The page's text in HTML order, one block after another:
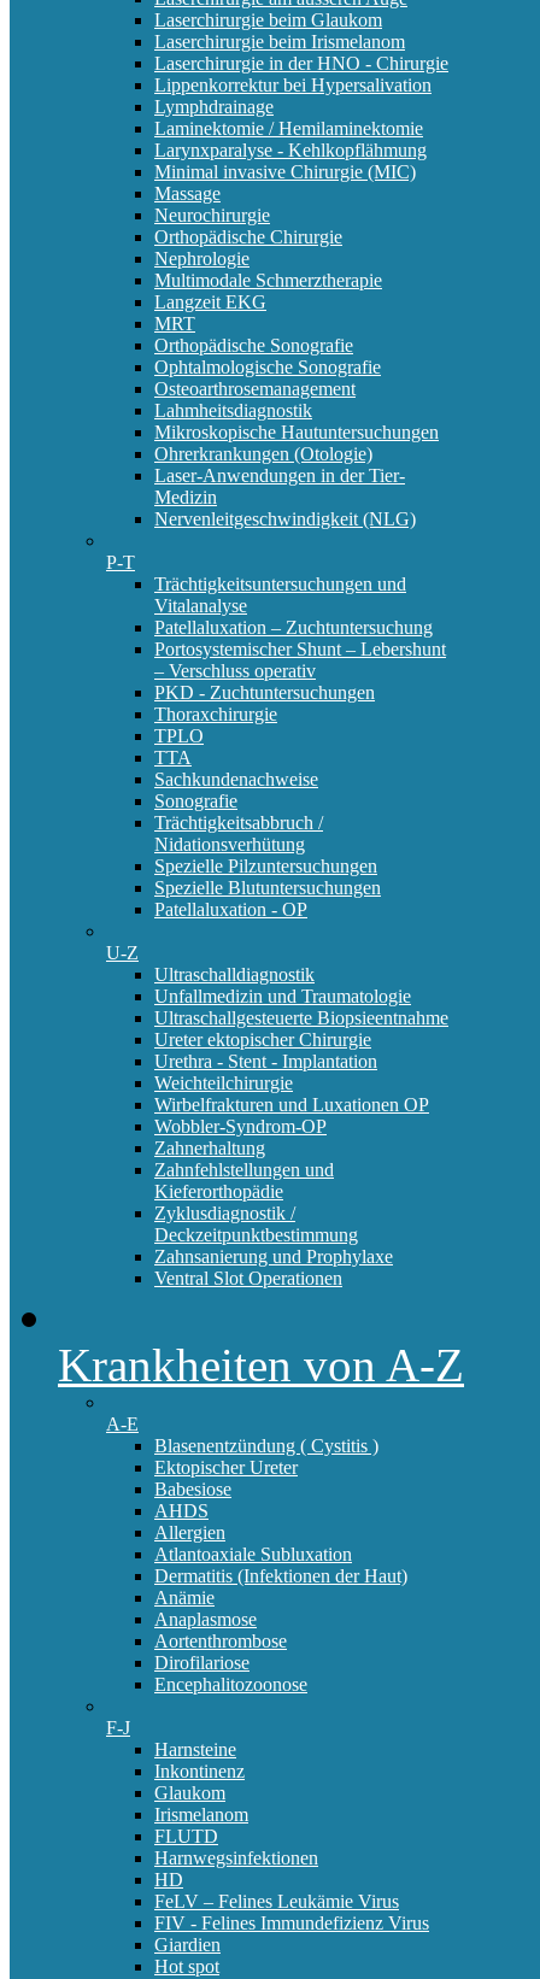
Laserchirurgie beim Glaukom
Laserchirurgie beim Irismelanom
Laserchirurgie in der HNO - Chirurgie
Lippenkorrektur bei Hypersalivation
Lymphdrainage
Laminektomie / Hemilaminektomie
Larynxparalyse - Kehlkopflähmung
Minimal invasive Chirurgie (MIC)
Massage
Neurochirurgie
Orthopädische Chirurgie
Nephrologie
Multimodale Schmerztherapie
Langzeit EKG
MRT
Orthopädische Sonografie
Ophtalmologische Sonografie
Osteoarthrosemanagement
Lahmheitsdiagnostik
Mikroskopische Hautuntersuchungen
Ohrerkrankungen (Otologie)
Laser-Anwendungen in der Tier-
Medizin
Nervenleitgeschwindigkeit (NLG)
P-T
Trächtigkeitsuntersuchungen und
Vitalanalyse
Patellaluxation – Zuchtuntersuchung
Portosystemischer Shunt – Lebershunt
– Verschluss operativ
PKD - Zuchtuntersuchungen
Thoraxchirurgie
TPLO
TTA
Sachkundenachweise
Sonografie
Trächtigkeitsabbruch /
Nidationsverhütung
Spezielle Pilzuntersuchungen
Spezielle Blutuntersuchungen
Patellaluxation - OP
U-Z
Ultraschalldiagnostik
Unfallmedizin und Traumatologie
Ultraschallgesteuerte Biopsieentnahme
Ureter ektopischer Chirurgie
Urethra - Stent - Implantation
Weichteilchirurgie
Wirbelfrakturen und Luxationen OP
Wobbler-Syndrom-OP
Zahnerhaltung
Zahnfehlstellungen und
Kieferorthopädie
Zyklusdiagnostik /
Deckzeitpunktbestimmung
Zahnsanierung und Prophylaxe
Ventral Slot Operationen
Krankheiten von A-Z
A-E
Blasenentzündung ( Cystitis )
Ektopischer Ureter
Babesiose
AHDS
Allergien
Atlantoaxiale Subluxation
Dermatitis (Infektionen der Haut)
Anämie
Anaplasmose
Aortenthrombose
Dirofilariose
Encephalitozoonose
F-J
Harnsteine
Inkontinenz
Glaukom
Irismelanom
FLUTD
Harnwegsinfektionen
HD
FeLV – Felines Leukämie Virus
FIV - Felines Immundefizienz Virus
Giardien
Hot spot